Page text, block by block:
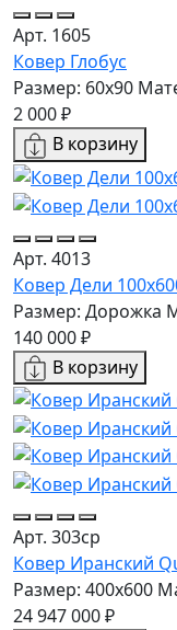
Арт. 1605
Ковер Глобус
Размер: 60х90
2 000 ₽
В корзину
Арт. 4013
Ковер Дели
Размер: Дорожка
140 000 ₽
В корзину
Арт. 303ср
Ковер Иранский
Размер: 400x600
24 947 000 ₽